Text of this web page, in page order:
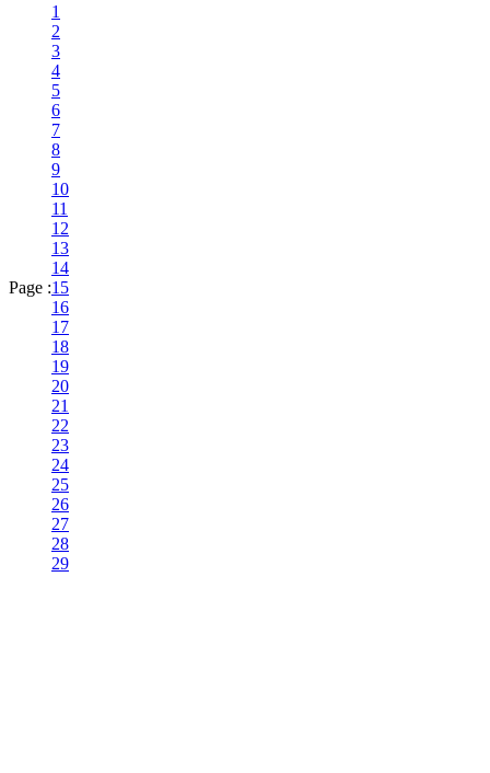
Page :
1
2
3
4
5
6
7
8
9
10
11
12
13
14
15
16
17
18
19
20
21
22
23
24
25
26
27
28
29